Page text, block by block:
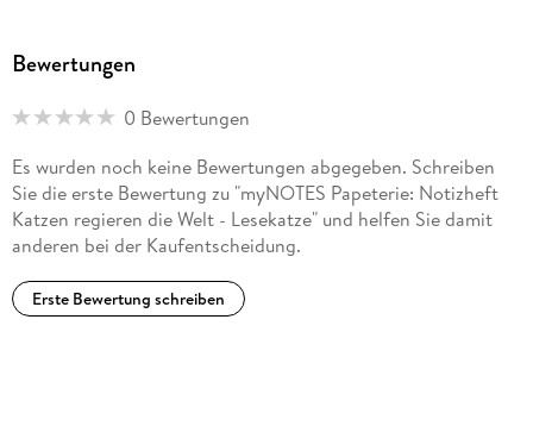
Bewertungen
0 Bewertungen
Es wurden noch keine Bewertungen abgegeben. Schreiben
Sie die erste Bewertung zu "myNOTES Papeterie: Notizheft
Katzen regieren die Welt - Lesekatze" und helfen Sie damit
anderen bei der Kaufentscheidung.
Erste Bewertung schreiben